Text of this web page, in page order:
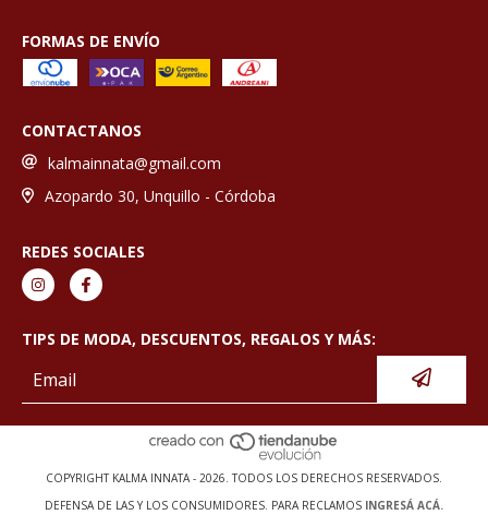
FORMAS DE ENVÍO
CONTACTANOS
kalmainnata@gmail.com
Azopardo 30, Unquillo - Córdoba
REDES SOCIALES
TIPS DE MODA, DESCUENTOS, REGALOS Y MÁS:
COPYRIGHT KALMA INNATA - 2026. TODOS LOS DERECHOS RESERVADOS.
DEFENSA DE LAS Y LOS CONSUMIDORES. PARA RECLAMOS INGRESÁ ACÁ.